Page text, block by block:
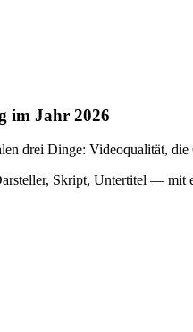
im Jahr 2026
drei Dinge: Videoqualität,
Skript, Untertitel — mit